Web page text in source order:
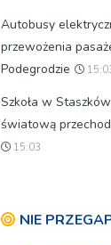
Autobusy
przewożenia
Podegrodzie
Szkoła w
światową
15:03
NIE